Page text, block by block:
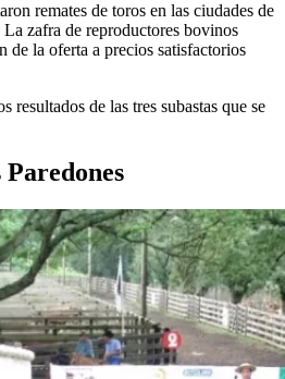
remates de toros en las ciudades de
zafra de reproductores bovinos
de la oferta a precios satisfactorios
resultados de las tres subastas que se